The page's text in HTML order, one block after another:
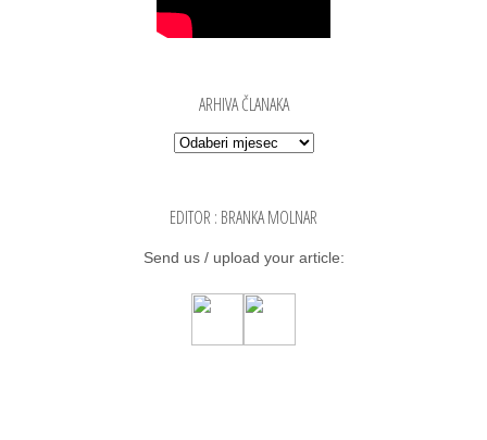
ARHIVA ČLANAKA
Arhiva članaka
EDITOR : BRANKA MOLNAR
Send us / uplo­ad your arti­cle: